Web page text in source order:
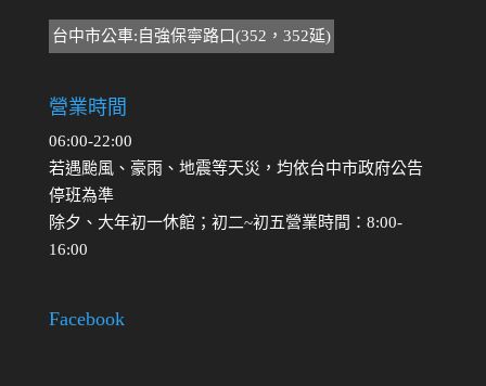
台中市公車:自強保寧路口(352，352延)
營業時間
06:00-22:00
若遇颱風、豪雨、地震等天災，均依台中市政府公告
停班為準
除夕、大年初一休館；初二~初五營業時間：8:00-
16:00
Facebook